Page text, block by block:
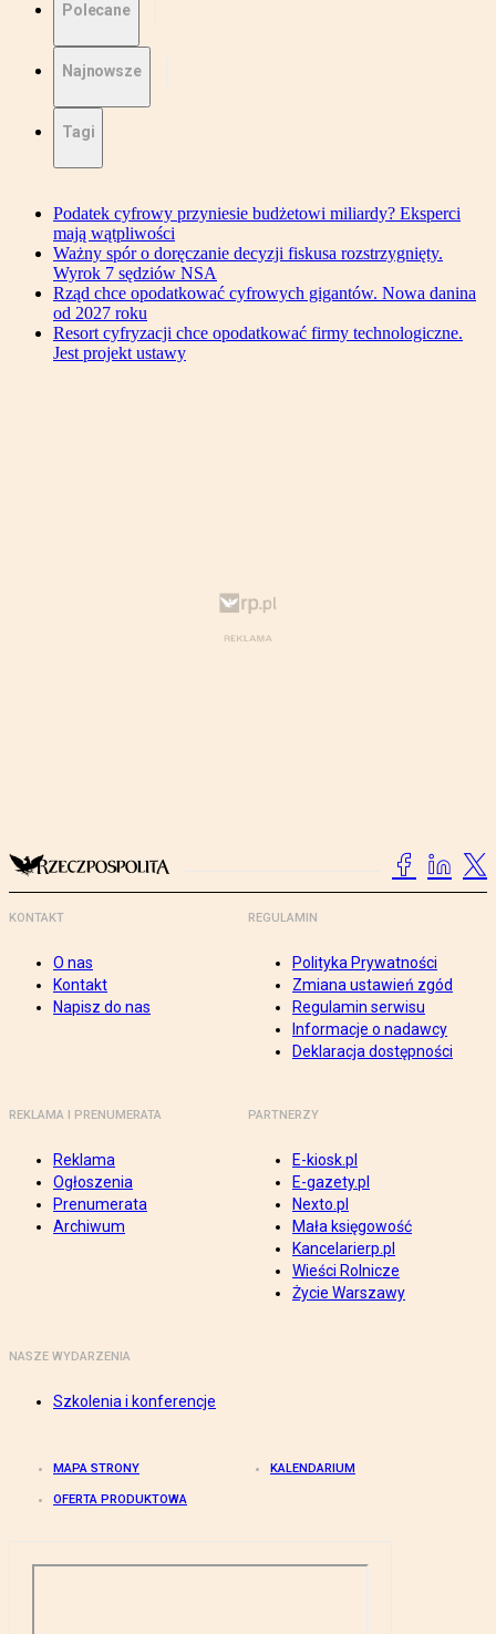
Polecane
Najnowsze
Tagi
Podatek cyfrowy przyniesie budżetowi miliardy? Eksperci
mają wątpliwości
Ważny spór o doręczanie decyzji fiskusa rozstrzygnięty.
Wyrok 7 sędziów NSA
Rząd chce opodatkować cyfrowych gigantów. Nowa danina
od 2027 roku
Resort cyfryzacji chce opodatkować firmy technologiczne.
Jest projekt ustawy
KONTAKT
O nas
Kontakt
Napisz do nas
REGULAMIN
Polityka Prywatności
Zmiana ustawień zgód
Regulamin serwisu
Informacje o nadawcy
Deklaracja dostępności
REKLAMA I PRENUMERATA
Reklama
Ogłoszenia
Prenumerata
Archiwum
PARTNERZY
E-kiosk.pl
E-gazety.pl
Nexto.pl
Mała księgowość
Kancelarierp.pl
Wieści Rolnicze
Życie Warszawy
NASZE WYDARZENIA
Szkolenia i konferencje
MAPA STRONY KALENDARIUM
OFERTA PRODUKTOWA